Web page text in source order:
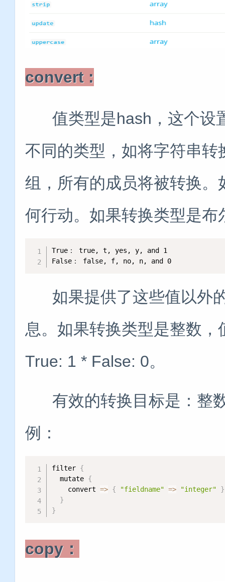
convert :
值类型是hash，这个设
不同的类型，如将字符串
组，所有的成员将被转换
何行动。如果转换类型是
True： true, t, yes, y, and 1
False： false, f, no, n, and 0
如果提供了这些值以外
息。如果转换类型是整数
True: 1 * False: 0。
有效的转换目标是：整
例：
filter {
  mutate
{
    convert
=> { "fieldname" => "integer"
}
}
}
copy：